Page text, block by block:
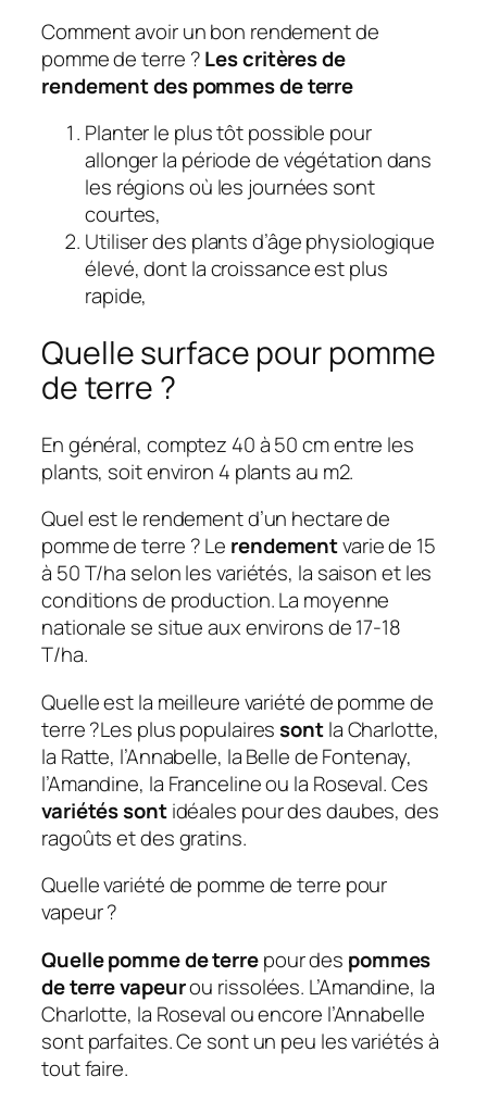
Comment avoir un bon rendement de
pomme de terre ?Les critères de
rendementdespommes de terre
Planter le plus tôt possible pour
allonger la période de végétation dans
les régions où les journées sont
courtes,
Utiliser des plants d’âge physiologique
élevé, dont la croissance est plus
rapide,
Quelle surface pour pomme
de terre ?
En général, comptez 40 à 50 cm entre les
plants, soit environ 4 plants au m2.
Quel est le rendement d’un hectare de
pomme de terre ? Le rendementvarie de 15
à 50 T/ha selon les variétés, la saison et les
conditions de production. La moyenne
nationale se situe aux environs de 17-18
T/ha.
Quelle est la meilleure variété de pomme de
terre ?Les plus populairessontla Charlotte,
la Ratte, l’Annabelle, la Belle de Fontenay,
l’Amandine, la Franceline ou la Roseval. Ces
variétés sontidéales pour des daubes, des
ragoûts et des gratins.
Quelle variété de pomme de terre pour
vapeur ?
Quelle pomme de terrepour des pommes
de terre vapeurou rissolées. L’Amandine, la
Charlotte, la Roseval ou encore l’Annabelle
sont parfaites. Ce sont un peu les variétés à
tout faire.